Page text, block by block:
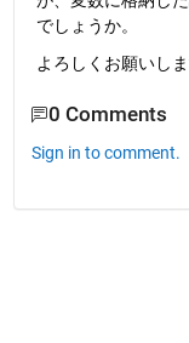
でしょうか。
よろしくお願いしま
0 Comments
Sign in to comment.